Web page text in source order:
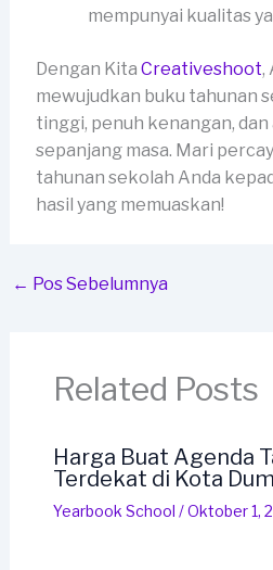
mempunyai kualitas
Dengan Kita Creativeshoot,
mewujudkan buku tahunan
tinggi, penuh kenangan,
sepanjang masa. Mari
tahunan sekolah Anda
hasil yang memuaskan!
← Pos Sebelumnya
Related Posts
Harga Buat Agenda
Terdekat di Kota
Yearbook School /Oktober 1,